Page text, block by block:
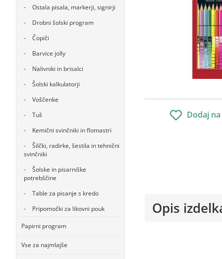
Ostala pisala, markerji, signirji
Drobni šolski program
Čopiči
Barvice jolly
Nalivniki in brisalci
Šolski kalkulatorji
Voščenke
Tuš
Kemični svinčniki in flomastri
Šilčki, radirke, šestila in tehnični
svinčniki
Šolske in pisarniške
potrebščine
Table za pisanje s kredo
Pripomočki za likovni pouk
Papirni program
Vse za najmlajše
Dodaj
Opis